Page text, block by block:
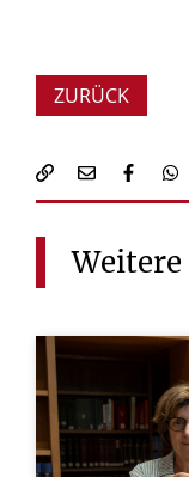
ZURÜCK
Weitere